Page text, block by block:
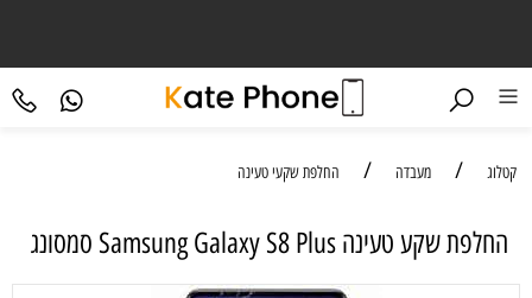
קטלוג / מעבדה / החלפת שקעי טעינה
החלפת שקע טעינה Samsung Galaxy S8 Plus סמסונג